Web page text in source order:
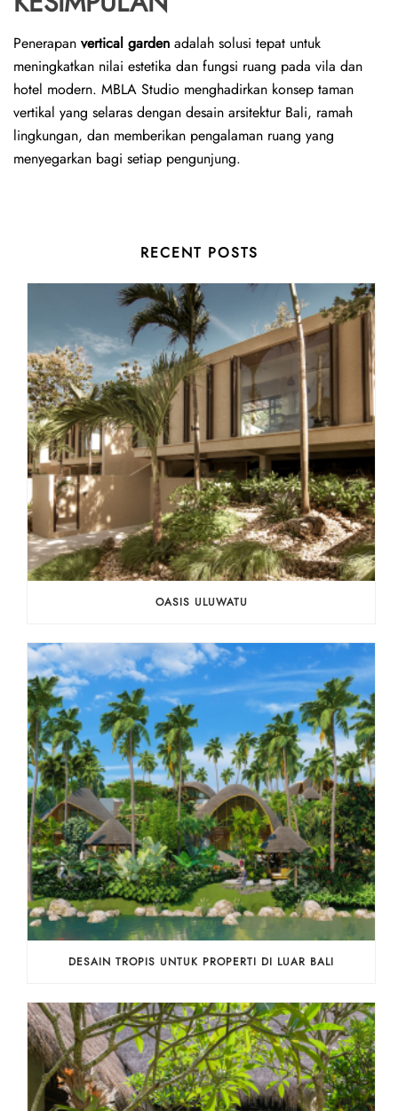
Penerapan vertical garden adalah solusi tepat untuk
meningkatkan nilai estetika dan fungsi ruang pada vila dan
hotel modern. MBLA Studio menghadirkan konsep taman
vertikal yang selaras dengan desain arsitektur Bali, ramah
lingkungan, dan memberikan pengalaman ruang yang
menyegarkan bagi setiap pengunjung.
RECENT POSTS
OASIS ULUWATU
DESAIN TROPIS UNTUK PROPERTI DI LUAR BALI